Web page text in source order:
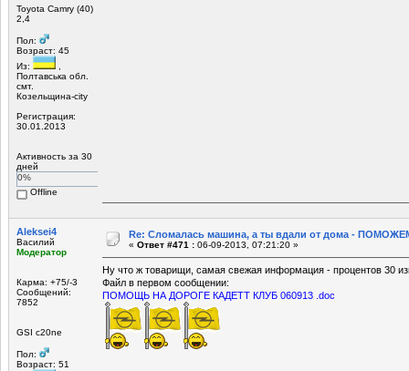
Toyota Camry (40)
2,4
Пол:
Возраст: 45
Из:
Полтавська обл.
смт.
Козельщина-city
Регистрация:
30.01.2013
Активность за 30
дней
0%
Offline
Aleksei4
Василий
Модератор
Карма: +75/-3
Сообщений:
7852
GSI c20ne
Пол:
Возраст: 51
Re: Сломалась машина, а ты вдали от дома -
« Ответ #471 : 06-09-2013, 07:21:20 »
Ну что ж товарищи, самая свежая информация - процентов 30
Файл в первом сообщении:
ПОМОЩЬ НА ДОРОГЕ КАДЕТТ КЛУБ 060913 .doc